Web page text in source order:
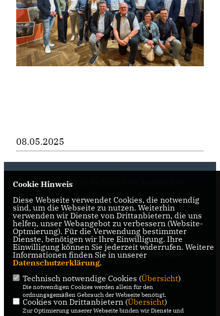
08.05.2025
Aktuelle Politik für die Zukunft von Raesfeld-Erle-
IMPRESSUM DATENSCHUTZ
CDU-Kreisverband Borken
CDU NRW
Cookie Hinweis
Diese Webseite verwendet Cookies, die notwendig
sind, um die Webseite zu nutzen. Weiterhin
verwenden wir Dienste von Drittanbietern, die uns
helfen, unser Webangebot zu verbessern (Website-
Optmierung). Für die Verwendung bestimmter
Dienste, benötigen wir Ihre Einwilligung. Ihre
Einwilligung können Sie jederzeit widerrufen. Weitere
Informationen finden Sie in unserer
Datenschutzerklärung.
Technisch notwendige Cookies (Übersicht)
Die notwendigen Cookies werden allein für den
ordnungsgemäßen Gebrauch der Webseite benötigt.
Cookies von Drittanbietern (Übersicht)
Zur Optimierung unserer Webseite binden wir Dienste und